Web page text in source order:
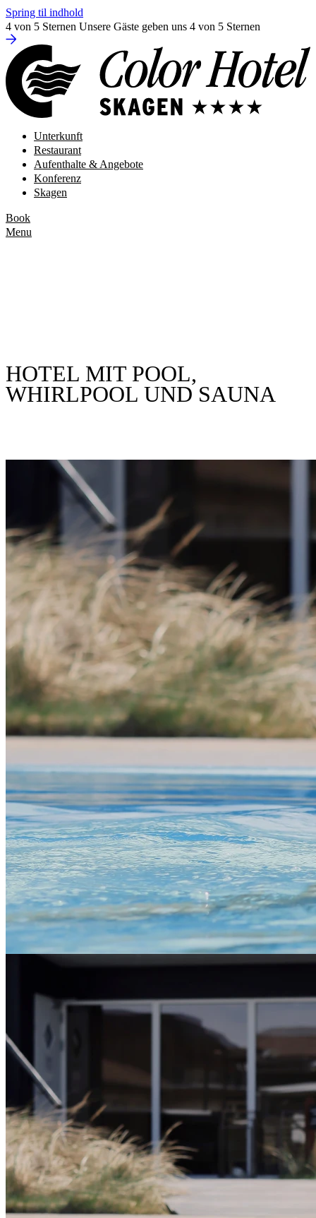
Spring til indhold
4 von 5 Sternen Unsere Gäste geben uns 4 von 5 Sternen
Unterkunft
Restaurant
Aufenthalte & Angebote
Konferenz
Skagen
Book
Menu
HOTEL MIT POOL,
WHIRLPOOL UND SAUNA